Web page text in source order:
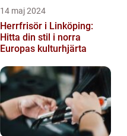
14 maj 2024
Herrfrisör i Linköping:
Hitta din stil i norra
Europas kulturhjärta